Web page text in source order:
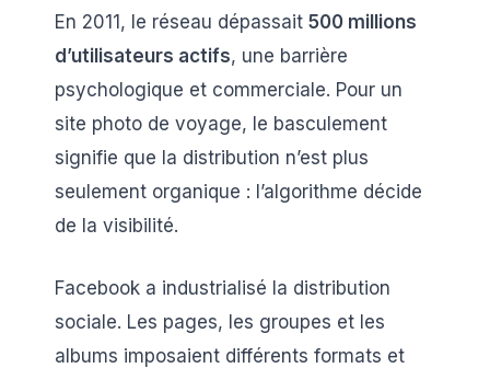
En 2011, le réseau dépassait 500 millions
d’utilisateurs actifs, une barrière
psychologique et commerciale. Pour un
site photo de voyage, le basculement
signifie que la distribution n’est plus
seulement organique : l’algorithme décide
de la visibilité.
Facebook a industrialisé la distribution
sociale. Les pages, les groupes et les
albums imposaient différents formats et